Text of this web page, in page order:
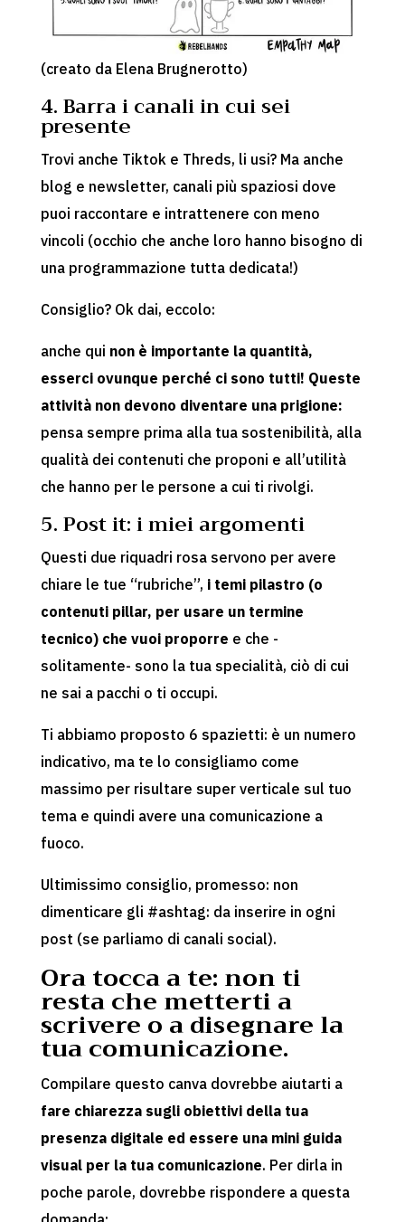
(creato da Elena Brugnerotto)
4. Barra i canali in cui sei
presente
Trovi anche Tiktok e Threds, li usi? Ma anche
blog e newsletter, canali più spaziosi dove
puoi raccontare e intrattenere con meno
vincoli (occhio che anche loro hanno bisogno di
una programmazione tutta dedicata!)
Consiglio? Ok dai, eccolo:
anche qui non è importante la quantità,
esserci ovunque perché ci sono tutti! Queste
attività non devono diventare una prigione:
pensa sempre prima alla tua sostenibilità, alla
qualità dei contenuti che proponi e all’utilità
che hanno per le persone a cui ti rivolgi.
5. Post it: i miei argomenti
Questi due riquadri rosa servono per avere
chiare le tue “rubriche”, i temi pilastro (o
contenuti pillar, per usare un termine
tecnico) che vuoi proporre e che -
solitamente- sono la tua specialità, ciò di cui
ne sai a pacchi o ti occupi.
Ti abbiamo proposto 6 spazietti: è un numero
indicativo, ma te lo consigliamo come
massimo per risultare super verticale sul tuo
tema e quindi avere una comunicazione a
fuoco.
Ultimissimo consiglio, promesso: non
dimenticare gli #ashtag: da inserire in ogni
post (se parliamo di canali social).
Ora tocca a te: non ti
resta che metterti a
scrivere o a disegnare la
tua comunicazione.
Compilare questo canva dovrebbe aiutarti a
fare chiarezza sugli obiettivi della tua
presenza digitale ed essere una mini guida
visual per la tua comunicazione. Per dirla in
poche parole, dovrebbe rispondere a questa